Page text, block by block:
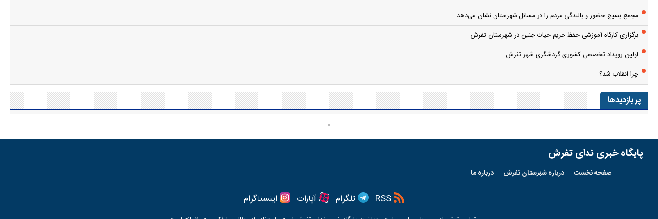
مجمع بسیج حضور و بالندگی مردم را در مسائل شهرستان نشان می‌دهد
برگزاری کارگاه آموزشی حفظ حریم حیات جنین در شهرستان تفرش
اولین رویداد تخصصی کشوری گردشگری شهر تفرش
چرا انقلاب شد؟
پر بازدیدها
پایگاه خبری ندای تفرش
صفحه نخست درباره شهرستان تفرش درباره ما
تلگرام آپارات اینستاگرام